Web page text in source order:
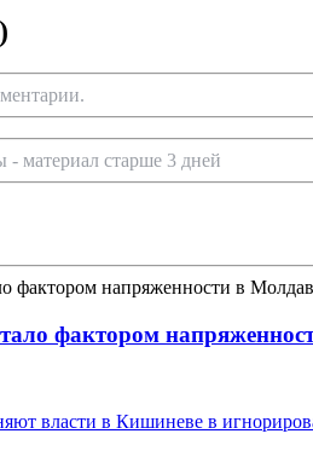
материал старше 3 дней
фактором
власти в Кишиневе в